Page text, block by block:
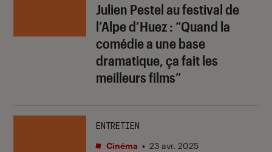
Julien Pestel au festival de
l’Alpe d’Huez : “Quand la
comédie a une base
dramatique, ça fait les
meilleurs films”
ENTRETIEN
Cinéma • 23 avr. 2025